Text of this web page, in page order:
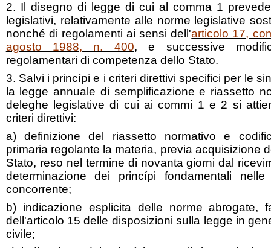
2. Il disegno di legge di cui al comma 1
legislativi, relativamente alle norme legislative
nonché di regolamenti ai sensi dell'articolo 17,
agosto 1988, n. 400, e successive
regolamentari di competenza dello Stato.
3. Salvi i princípi e i criteri direttivi specifici per le
la legge annuale di semplificazione e riassetto
deleghe legislative di cui ai commi 1 e 2 si
criteri direttivi:
a) definizione del riassetto normativo e
primaria regolante la materia, previa acquisizione
Stato, reso nel termine di novanta giorni dal
determinazione dei princípi fondamentali
concorrente;
b) indicazione esplicita delle norme abrogate,
dell'articolo 15 delle disposizioni sulla legge in
civile;